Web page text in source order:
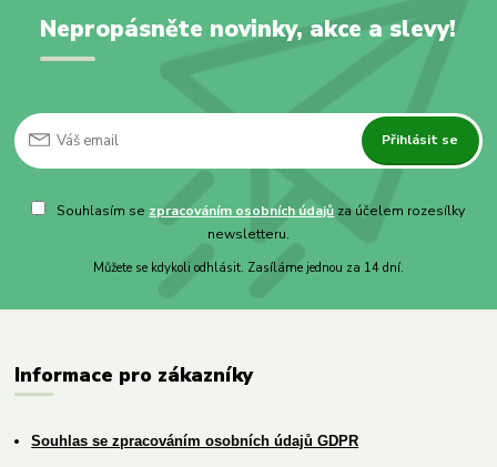
Nepropásněte novinky, akce a slevy!
Přihlásit se
Souhlasím se zpracováním osobních údajů za účelem rozesílky
newsletteru.
Můžete se kdykoli odhlásit. Zasíláme jednou za 14 dní.
Informace pro zákazníky
Souhlas se zpracováním osobních údajů GDPR